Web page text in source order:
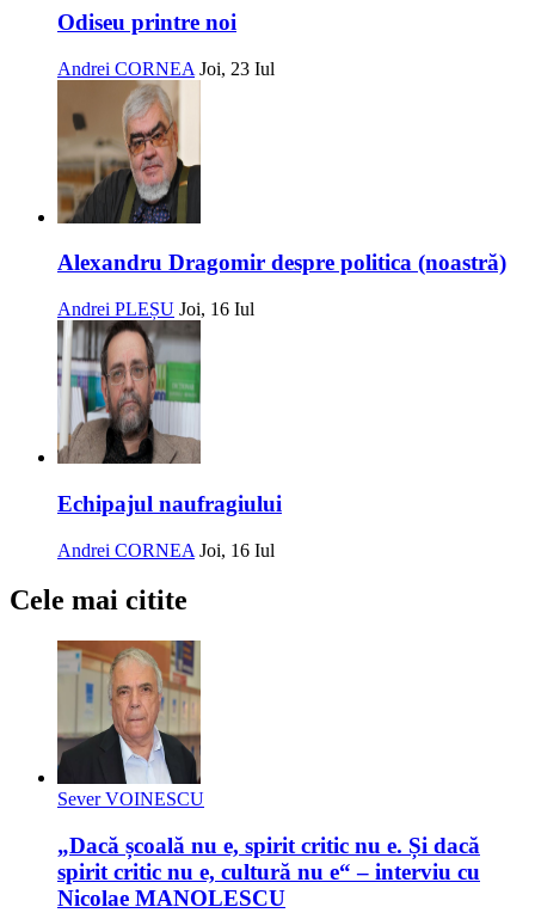
Odiseu printre noi
Andrei CORNEA Joi, 23 Iul
Alexandru Dragomir despre politica (noastră)
Andrei PLEȘU Joi, 16 Iul
Echipajul naufragiului
Andrei CORNEA Joi, 16 Iul
Cele mai citite
Sever VOINESCU
„Dacă școală nu e, spirit critic nu e. Și dacă
spirit critic nu e, cultură nu e“ – interviu cu
Nicolae MANOLESCU